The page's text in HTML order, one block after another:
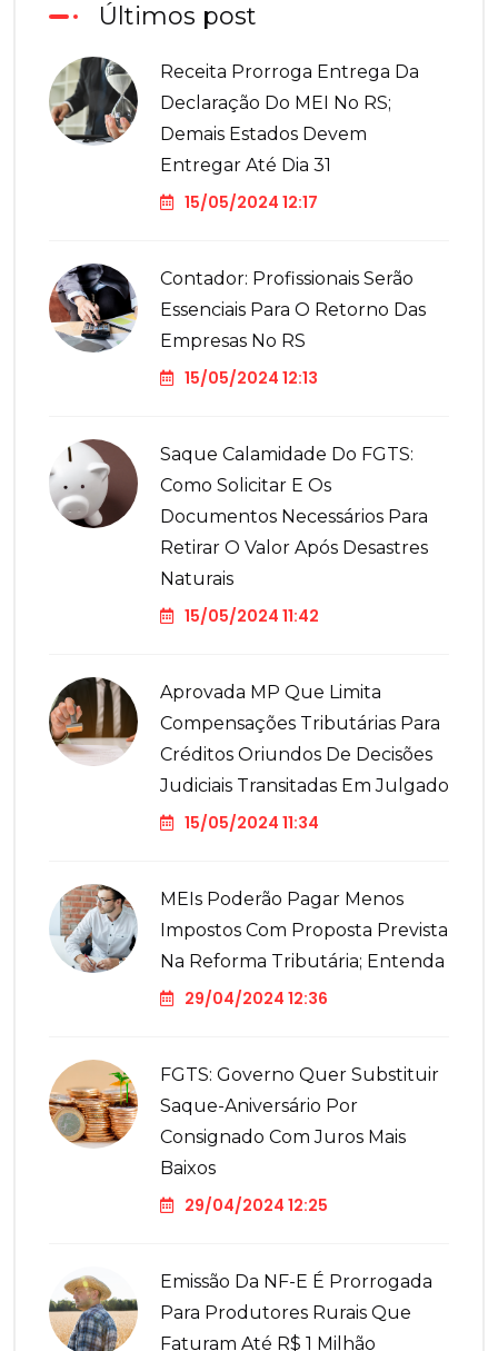
Últimos post
Receita Prorroga Entrega Da
Declaração Do MEI No RS;
Demais Estados Devem
Entregar Até Dia 31
15/05/2024 12:17
Contador: Profissionais Serão
Essenciais Para O Retorno Das
Empresas No RS
15/05/2024 12:13
Saque Calamidade Do FGTS:
Como Solicitar E Os
Documentos Necessários Para
Retirar O Valor Após Desastres
Naturais
15/05/2024 11:42
Aprovada MP Que Limita
Compensações Tributárias Para
Créditos Oriundos De Decisões
Judiciais Transitadas Em Julgado
15/05/2024 11:34
MEIs Poderão Pagar Menos
Impostos Com Proposta Prevista
Na Reforma Tributária; Entenda
29/04/2024 12:36
FGTS: Governo Quer Substituir
Saque-Aniversário Por
Consignado Com Juros Mais
Baixos
29/04/2024 12:25
Emissão Da NF-E É Prorrogada
Para Produtores Rurais Que
Faturam Até R$ 1 Milhão